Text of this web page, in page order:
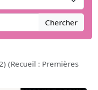
Chercher
(Recueil : Premières